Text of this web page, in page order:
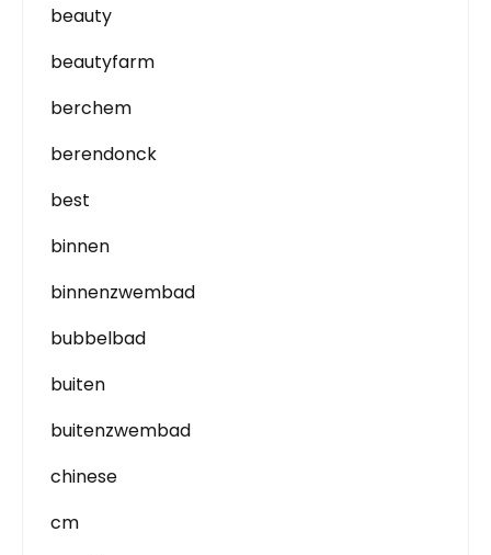
beauty
beautyfarm
berchem
berendonck
best
binnen
binnenzwembad
bubbelbad
buiten
buitenzwembad
chinese
cm